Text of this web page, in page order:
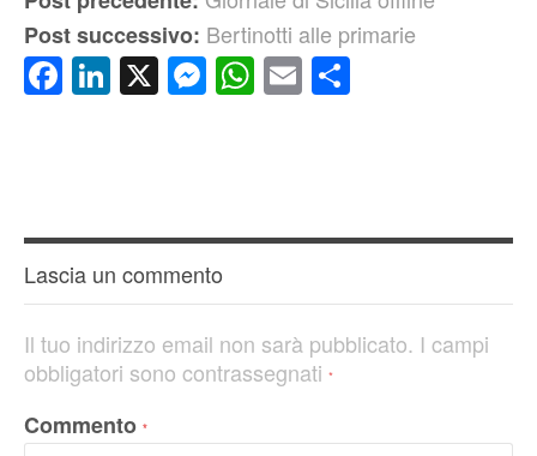
Post successivo: Bertinotti alle primarie
Facebook
LinkedIn
X Messenger
WhatsApp
Email
Lascia un commento
Il tuo indirizzo email non sarà pubblicato. I campi
obbligatori sono contrassegnati *
Commento *